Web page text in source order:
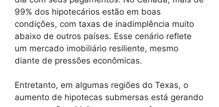
99% dos hipotecários estão em boas
condições, com taxas de inadimplência muito
abaixo de outros países. Esse cenário reflete
um mercado imobiliário resiliente, mesmo
diante de pressões econômicas.
Entretanto, em algumas regiões do Texas, o
aumento de hipotecas submersas está gerando